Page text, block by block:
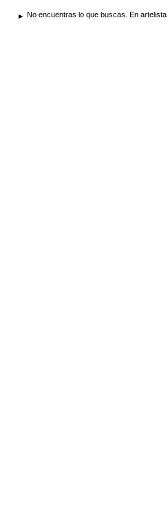
No encuentras lo que buscas. En artelista